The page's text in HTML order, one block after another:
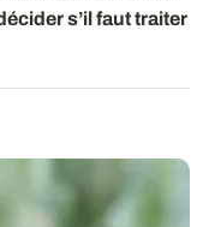
s’il faut traiter